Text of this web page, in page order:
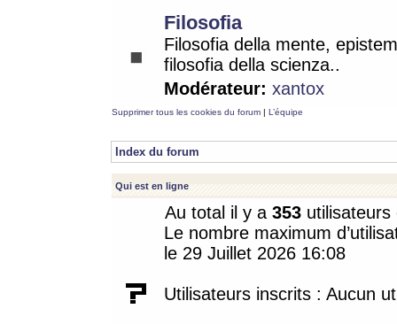
Filosofia
Filosofia della mente,
filosofia della scienza..
Modérateur: xantox
Supprimer tous les cookies du forum | L’équipe
Index du forum
Qui est en ligne
Au total il y a 353
Le nombre maximum
le 29 Juillet 2026 16:08
Utilisateurs inscrits : Aucun